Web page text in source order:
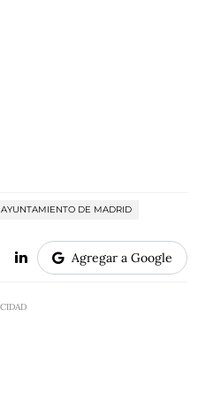
AYUNTAMIENTO DE MADRID
Agregar a Google